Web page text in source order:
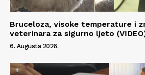
Bruceloza, visoke temperature i
veterinara za sigurno ljeto
6. Augusta 2026.